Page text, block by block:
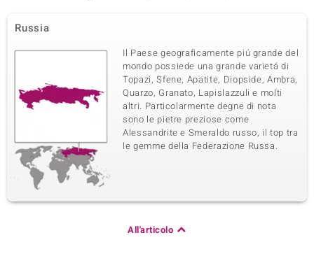
Russia
Il Paese geograficamente piú grande del
mondo possiede una grande varietá di
Topazi, Sfene, Apatite, Diopside, Ambra,
Quarzo, Granato, Lapislazzuli e molti
altri. Particolarmente degne di nota
sono le pietre preziose come
Alessandrite e Smeraldo russo, il top tra
le gemme della Federazione Russa.
All'articolo